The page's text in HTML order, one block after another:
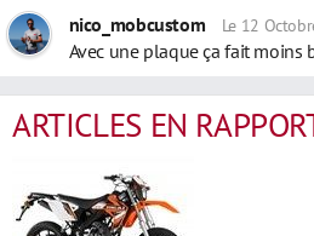
nico_mobcustom
Le 12
Avec une plaque ça fait moins
ARTICLES EN